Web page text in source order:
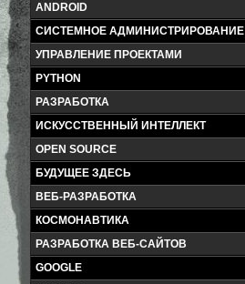
ANDROID
СИСТЕМНОЕ АДМИНИСТРИРОВАНИЕ
УПРАВЛЕНИЕ ПРОЕКТАМИ
PYTHON
РАЗРАБОТКА
ИСКУССТВЕННЫЙ ИНТЕЛЛЕКТ
OPEN SOURCE
БУДУЩЕЕ ЗДЕСЬ
ВЕБ-РАЗРАБОТКА
КОСМОНАВТИКА
РАЗРАБОТКА ВЕБ-САЙТОВ
GOOGLE